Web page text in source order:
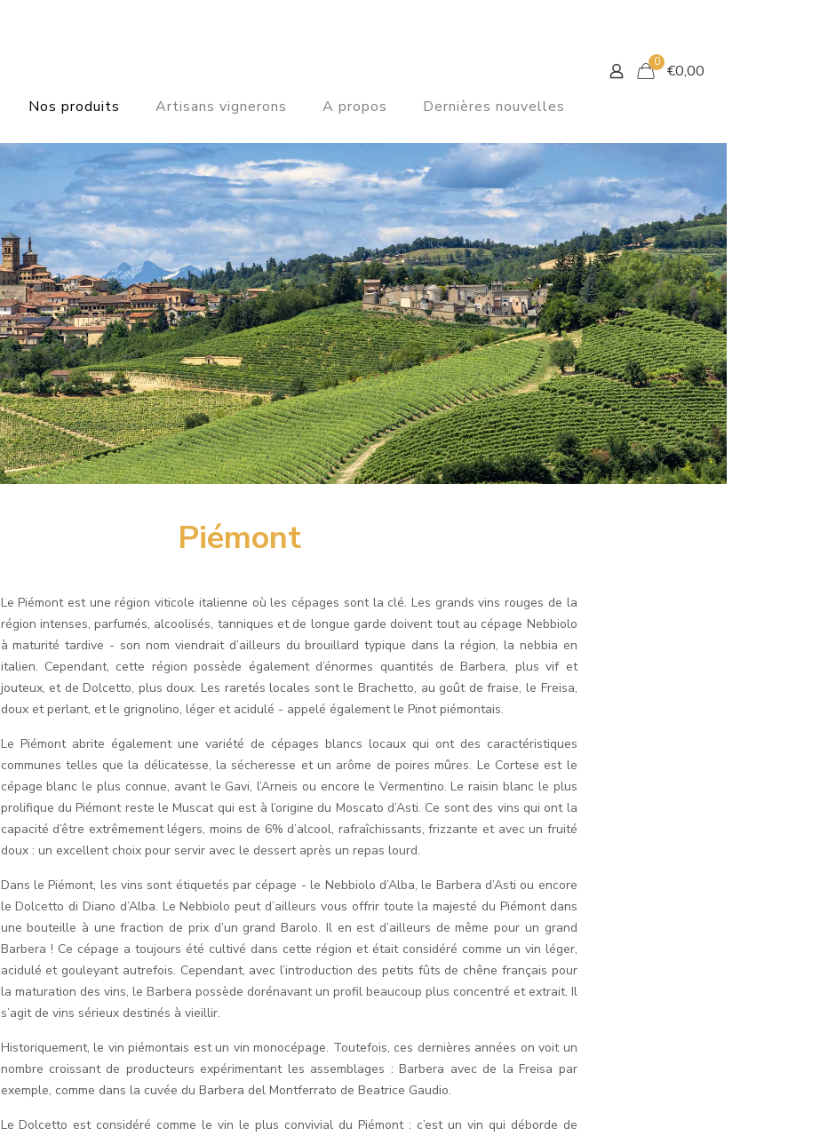
Nos produits Artisans vignerons A propos Dernières nouvelles
0 €0,00
PIEMONT
Piémont
Le Piémont est une région viticole italienne où les cépages sont la clé. Les grands vins rouges de la
région intenses, parfumés, alcoolisés, tanniques et de longue garde doivent tout au cépage Nebbiolo
à maturité tardive - son nom viendrait d’ailleurs du brouillard typique dans la région, la nebbia en
italien. Cependant, cette région possède également d’énormes quantités de Barbera, plus vif et
jouteux, et de Dolcetto, plus doux. Les raretés locales sont le Brachetto, au goût de fraise, le Freisa,
doux et perlant, et le grignolino, léger et acidulé - appelé également le Pinot piémontais.
Le Piémont abrite également une variété de cépages blancs locaux qui ont des caractéristiques
communes telles que la délicatesse, la sécheresse et un arôme de poires mûres. Le Cortese est le
cépage blanc le plus connue, avant le Gavi, l’Arneis ou encore le Vermentino. Le raisin blanc le plus
prolifique du Piémont reste le Muscat qui est à l’origine du Moscato d’Asti. Ce sont des vins qui ont la
capacité d’être extrêmement légers, moins de 6% d’alcool, rafraîchissants, frizzante et avec un fruité
doux : un excellent choix pour servir avec le dessert après un repas lourd.
Dans le Piémont, les vins sont étiquetés par cépage - le Nebbiolo d’Alba, le Barbera d’Asti ou encore
le Dolcetto di Diano d’Alba. Le Nebbiolo peut d’ailleurs vous offrir toute la majesté du Piémont dans
une bouteille à une fraction de prix d’un grand Barolo. Il en est d’ailleurs de même pour un grand
Barbera ! Ce cépage a toujours été cultivé dans cette région et était considéré comme un vin léger,
acidulé et gouleyant autrefois. Cependant, avec l’introduction des petits fûts de chêne français pour
la maturation des vins, le Barbera possède dorénavant un profil beaucoup plus concentré et extrait. Il
s’agit de vins sérieux destinés à vieillir.
Historiquement, le vin piémontais est un vin monocépage. Toutefois, ces dernières années on voit un
nombre croissant de producteurs expérimentant les assemblages : Barbera avec de la Freisa par
exemple, comme dans la cuvée du Barbera del Montferrato de Beatrice Gaudio.
Le Dolcetto est considéré comme le vin le plus convivial du Piémont : c’est un vin qui déborde de